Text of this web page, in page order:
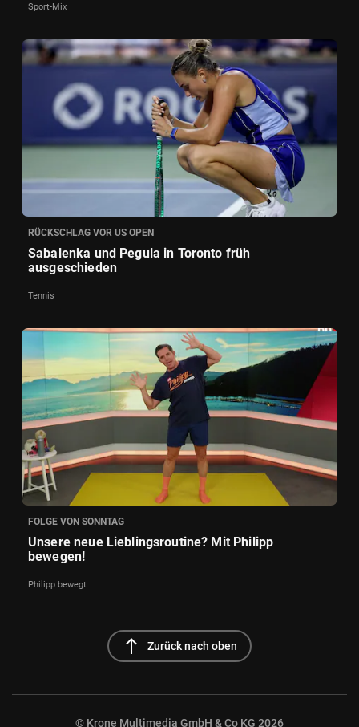
Sport-Mix
RÜCKSCHLAG VOR US OPEN
Sabalenka und Pegula in Toronto früh
ausgeschieden
Tennis
FOLGE VON SONNTAG
Unsere neue Lieblingsroutine? Mit Philipp
bewegen!
Philipp bewegt
north Zurück nach oben
© Krone Multimedia GmbH & Co KG 2026